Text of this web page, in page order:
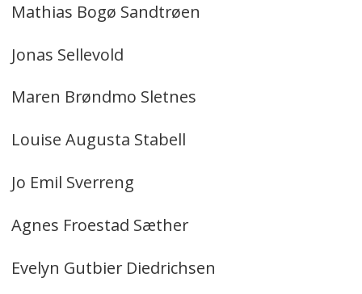
Mathias Bogø Sandtrøen
Jonas Sellevold
Maren Brøndmo Sletnes
Louise Augusta Stabell
Jo Emil Sverreng
Agnes Froestad Sæther
Evelyn Gutbier Diedrichsen